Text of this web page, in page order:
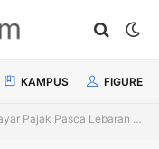
KAMPUS FIGURE
Samsat Kota Serang, Elis Pancaningsih: Alhamdulillah